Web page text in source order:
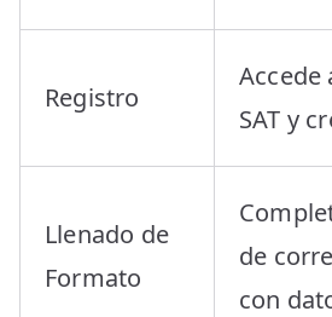
Registro
Accede
SAT y
Llenado de
Formato
de
con